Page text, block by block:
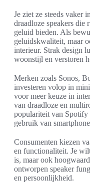
Je ziet ze steeds vaker
draadloze speakers die
geluid bieden. Als
geluidskwaliteit, maar
interieur. Strak design
woonstijl en verstoren
Merken zoals Sonos,
investeren volop in
voor meer keuze in
van draadloze en
populariteit van Spotify
gebruik van
Consumenten kiezen
en functionaliteit. Je
is, maar ook
ontworpen speaker
en persoonlijkheid.